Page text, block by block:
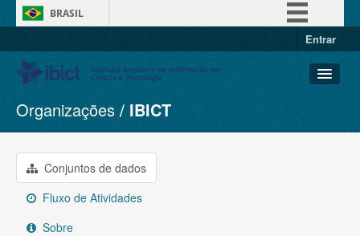
BRASIL
Entrar
Conjuntos de dados
Organizações
Grupos
Sobre
Organizações IBICT
Conjuntos de dados
Fluxo de Atividades
Sobre